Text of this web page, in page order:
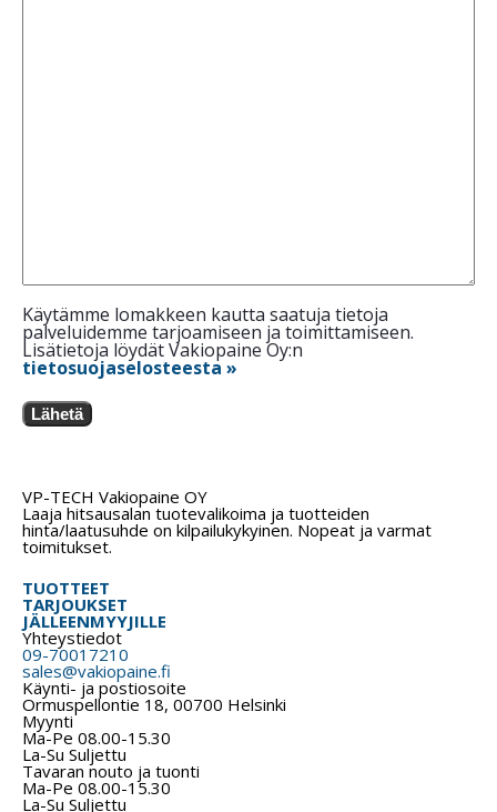
Käytämme lomakkeen kautta saatuja tietoja
palveluidemme tarjoamiseen ja toimittamiseen.
Lisätietoja löydät Vakiopaine Oy:n
tietosuojaselosteesta »
Lähetä
VP-TECH Vakiopaine OY
Laaja hitsausalan tuotevalikoima ja tuotteiden
hinta/laatusuhde on kilpailukykyinen. Nopeat ja varmat
toimitukset.
TUOTTEET
TARJOUKSET
JÄLLEENMYYJILLE
Yhteystiedot
09-70017210
sales@vakiopaine.fi
Käynti- ja postiosoite
Ormuspellontie 18, 00700 Helsinki
Myynti
Ma-Pe 08.00-15.30
La-Su Suljettu
Tavaran nouto ja tuonti
Ma-Pe 08.00-15.30
La-Su Suljettu